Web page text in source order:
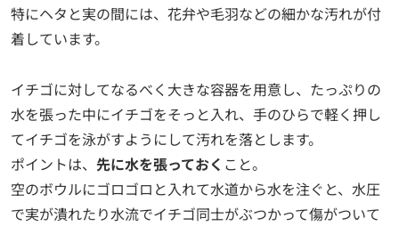
特にヘタと実の間には、花弁や毛羽などの細かな汚れが付
着しています。
イチゴに対してなるべく大きな容器を用意し、たっぷりの
水を張った中にイチゴをそっと入れ、手のひらで軽く押し
てイチゴを泳がすようにして汚れを落とします。
ポイントは、 先に水を張っておく こと。
空のボウルにゴロゴロと入れて水道から水を注ぐと、水圧
で実が潰れたり水流でイチゴ同士がぶつかって傷がついて